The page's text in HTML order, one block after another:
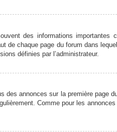
des informations
de chaque page du forum dans
définies par l’administrateur.
des annonces sur la première page
Comme pour les